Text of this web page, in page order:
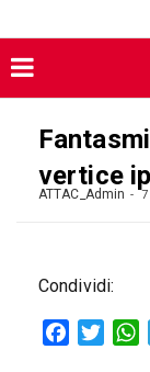
vertice
ATTAC_Admin 7
Condividi:
Facebook